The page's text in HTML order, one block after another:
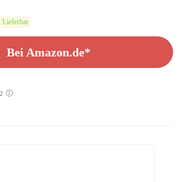
Lieferbar
Bei Amazon.de*